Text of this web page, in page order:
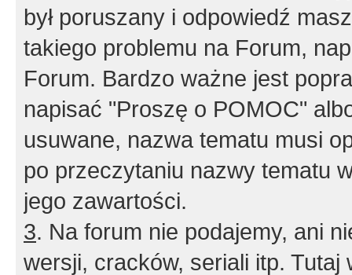
był poruszany i odpowiedź
takiego problemu na Forum,
Forum. Bardzo ważne jest
napisać "Proszę o POMOC"
usuwane, nazwa tematu musi
po przeczytaniu nazwy tematu
jego zawartości.
3. Na forum nie podajemy, ani
wersji, cracków, seriali itp. Tutaj